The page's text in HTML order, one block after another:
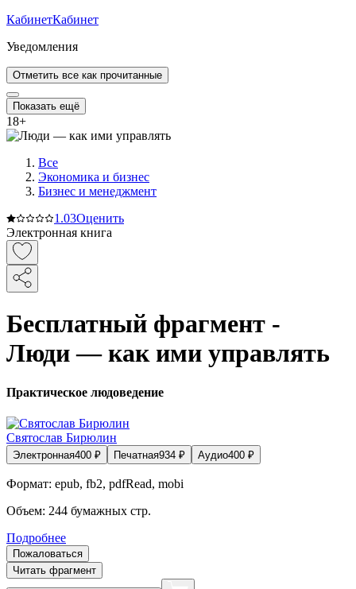
КабинетКабинет
Уведомления
Отметить все как прочитанные
Показать ещё
18+
Все
Экономика и бизнес
Бизнес и менеджмент
1.03Оценить
Электронная книга
Бесплатный фрагмент -
Люди — как ими управлять
Практическое людоведение
Святослав Бирюлин
Электронная400 ₽ Печатная934 ₽ Аудио400 ₽
Формат: epub, fb2, pdfRead, mobi
Объем: 244 бумажных стр.
Подробнее
Пожаловаться
Читать фрагмент